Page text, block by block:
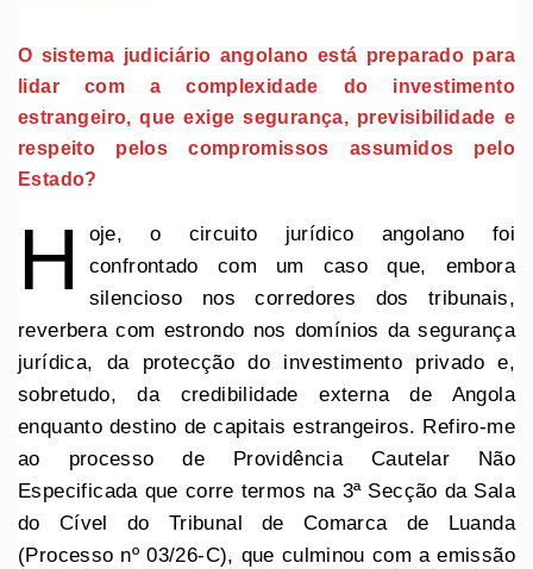
O sistema judiciário angolano está preparado para
lidar com a complexidade do investimento
estrangeiro, que exige segurança, previsibilidade e
respeito pelos compromissos assumidos pelo
Estado?
H
oje, o circuito jurídico angolano foi
confrontado com um caso que, embora
silencioso nos corredores dos tribunais,
reverbera com estrondo nos domínios da segurança
jurídica, da protecção do investimento privado e,
sobretudo, da credibilidade externa de Angola
enquanto destino de capitais estrangeiros. Refiro-me
ao processo de Providência Cautelar Não
Especificada que corre termos na 3ª Secção da Sala
do Cível do Tribunal de Comarca de Luanda
(Processo nº 03/26-C), que culminou com a emissão